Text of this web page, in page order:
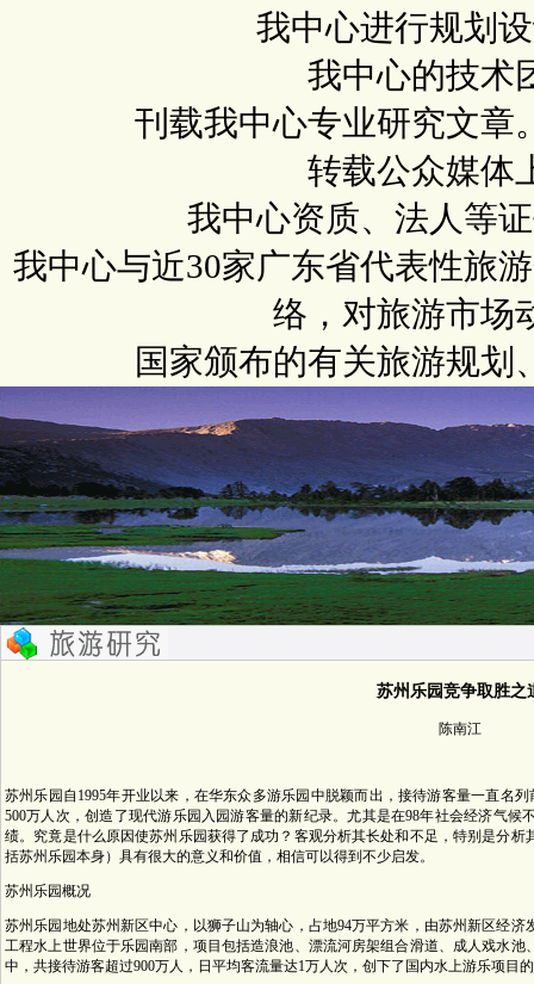
我中心进行规划
我中心的技术
刊载我中心专业研究文章
转载公众媒体
我中心资质、法人等
我中心与近30家广东省代表性旅
络，对旅游市场
国家颁布的有关旅游规划
苏州乐园竞争取胜之
陈南江
苏州乐园自1995年开业以来，在华东众多游乐园中脱颖而出，接待游客量一直名
500万人次，创造了现代游乐园入园游客量的新纪录。尤其是在98年社会经济气候
绩。究竟是什么原因使苏州乐园获得了成功？客观分析其长处和不足，特别是分
括苏州乐园本身）具有很大的意义和价值，相信可以得到不少启发。
苏州乐园概况
苏州乐园地处苏州新区中心，以狮子山为轴心，占地94万平方米，由苏州新区经
工程水上世界位于乐园南部，项目包括造浪池、漂流河房架组合滑道、成人戏水
中，共接待游客超过900万人，日平均客流量达1万人次，创下了国内水上游乐项目